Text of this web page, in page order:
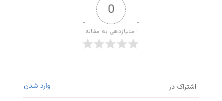
0
امتیازدهی به مقاله
اشتراک در وارد شدن